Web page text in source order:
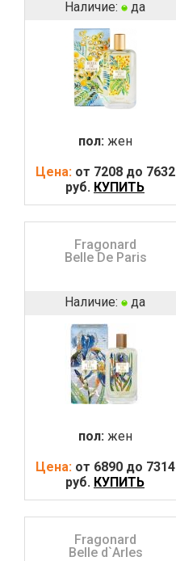
Наличие: да
пол: жен
Цена: от 7208 до 7632
руб. КУПИТЬ
Fragonard
Belle De Paris
Наличие: да
пол: жен
Цена: от 6890 до 7314
руб. КУПИТЬ
Fragonard
Belle d`Arles